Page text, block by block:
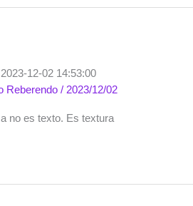
12-02 14:53:00
Reberendo/ 2023/12/02
no es texto. Es textura